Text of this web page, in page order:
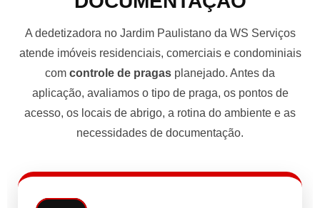
A dedetizadora no Jardim Paulistano da WS Serviços
atende imóveis residenciais, comerciais e condominiais
com controle de pragas planejado. Antes da
aplicação, avaliamos o tipo de praga, os pontos de
acesso, os locais de abrigo, a rotina do ambiente e as
necessidades de documentação.